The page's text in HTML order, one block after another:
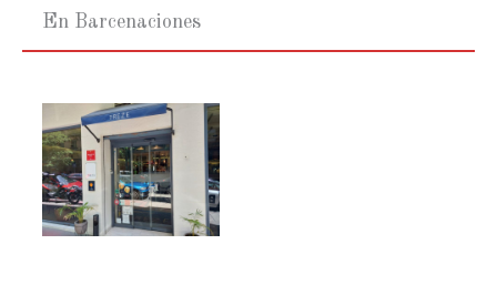
En Barcenaciones